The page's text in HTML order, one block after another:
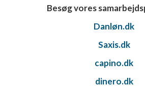
Besøg vores
Danløn.dk
Saxis.dk
capino.dk
dinero.dk